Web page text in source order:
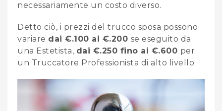
necessariamente un costo diverso.
Detto ciò, i prezzi del trucco sposa possono
variare dai €.100 ai €.200 se eseguito da
una Estetista, d ai €.250 fino ai €.600 per
un Truccatore Professionista di alto livello.